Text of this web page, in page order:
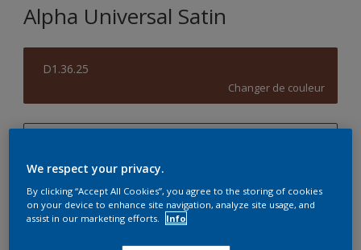
Alpha Universal Satin
D1.36.25
Changer de couleur
1L
5L
Quantité Calculateur de peinture
We respect your privacy.
By clicking “Accept All Cookies”, you agree to the storing of cookies
on your device to enhance site navigation, analyze site usage, and
assist in our marketing efforts.
Info